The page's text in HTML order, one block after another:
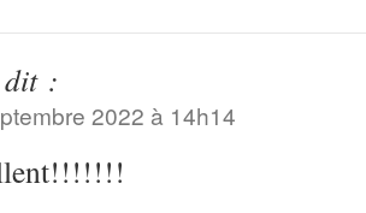
dit :
2022 à 14h14